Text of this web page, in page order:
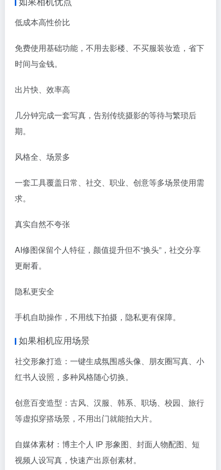
低成本高性价比
免费使用基础功能，不用去影楼、不买服装妆造，省下
时间与金钱。
出片快、效率高
几分钟完成一套写真，告别传统摄影的等待与繁琐后
期。
风格全、场景多
一套工具覆盖日常、社交、职业、创意等多场景使用需
求。
真实自然不夸张
AI修图保留个人特征，颜值提升但不“换头”，社交分享
更耐看。
隐私更安全
手机自助操作，不用线下拍摄，隐私更有保障。
如果相机应用场景
社交形象打造：一键生成氛围感头像、朋友圈写真、小
红书人设照，多种风格随心切换。
创意百变造型：古风、汉服、韩系、职场、校园、旅行
等虚拟穿搭场景，不用出门就能拍大片。
自媒体素材：博主个人 IP 形象图、封面人物配图、短
视频人设写真，快速产出原创素材。